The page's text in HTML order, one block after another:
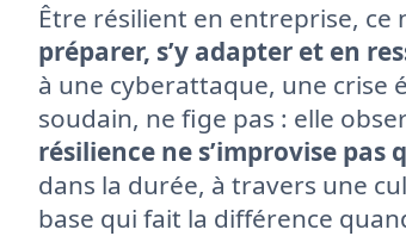
Être résilient en entreprise, ce
préparer, s’y adapter et en
à une cyberattaque, une crise
soudain, ne fige pas : elle
résilience ne s’improvise pas
dans la durée, à travers une
base qui fait la différence